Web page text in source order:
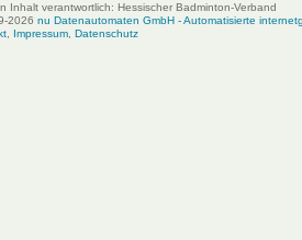
Inhalt verantwortlich: Hessischer Badminton-Verband
2026 nu Datenautomaten GmbH - Automatisierte
, Impressum, Datenschutz